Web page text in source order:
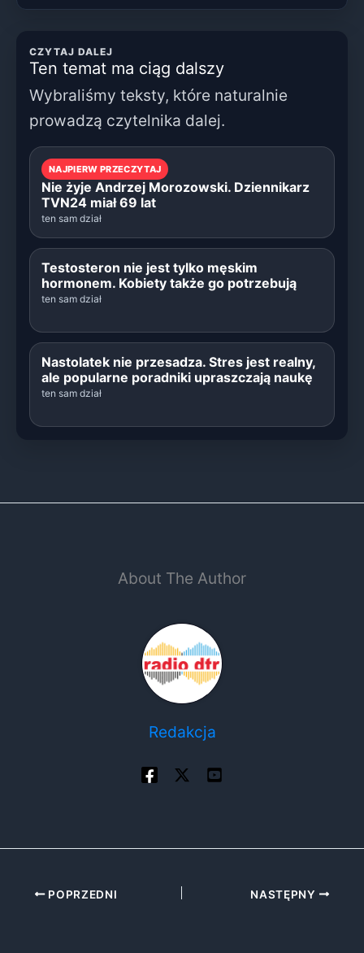
CZYTAJ DALEJ
Ten temat ma ciąg dalszy
Wybraliśmy teksty, które naturalnie
prowadzą czytelnika dalej.
NAJPIERW PRZECZYTAJ
Nie żyje Andrzej Morozowski. Dziennikarz
TVN24 miał 69 lat
ten sam dział
Testosteron nie jest tylko męskim
hormonem. Kobiety także go potrzebują
ten sam dział
Nastolatek nie przesadza. Stres jest realny,
ale popularne poradniki upraszczają naukę
ten sam dział
About The Author
Redakcja
POPRZEDNI NASTĘPNY